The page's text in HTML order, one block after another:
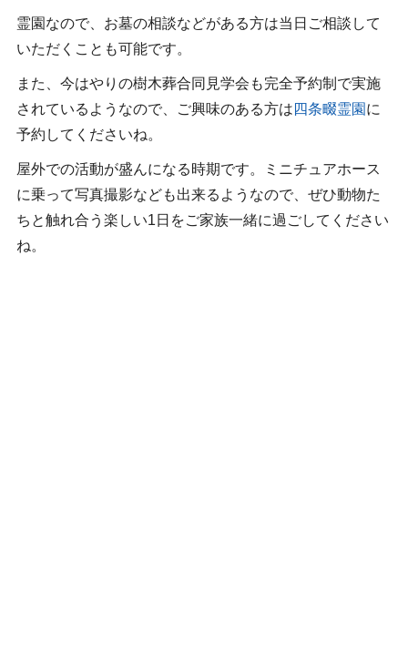
霊園なので、お墓の相談などがある方は当日ご相談して
いただくことも可能です。
また、今はやりの樹木葬合同見学会も完全予約制で実施
されているようなので、ご興味のある方は 四条畷霊園 に
予約してくださいね。
屋外での活動が盛んになる時期です。ミニチュアホース
に乗って写真撮影なども出来るようなので、ぜひ動物た
ちと触れ合う楽しい1日をご家族一緒に過ごしてください
ね。